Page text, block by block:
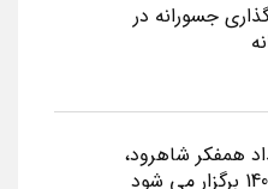
جسورانه در
همفکر شاهرود،